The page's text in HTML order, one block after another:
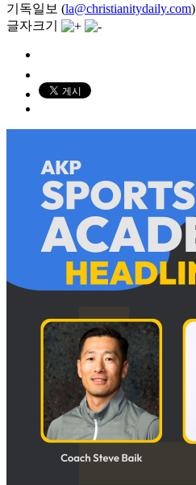
기독일보 (la@christianitydaily.com)
글자크기